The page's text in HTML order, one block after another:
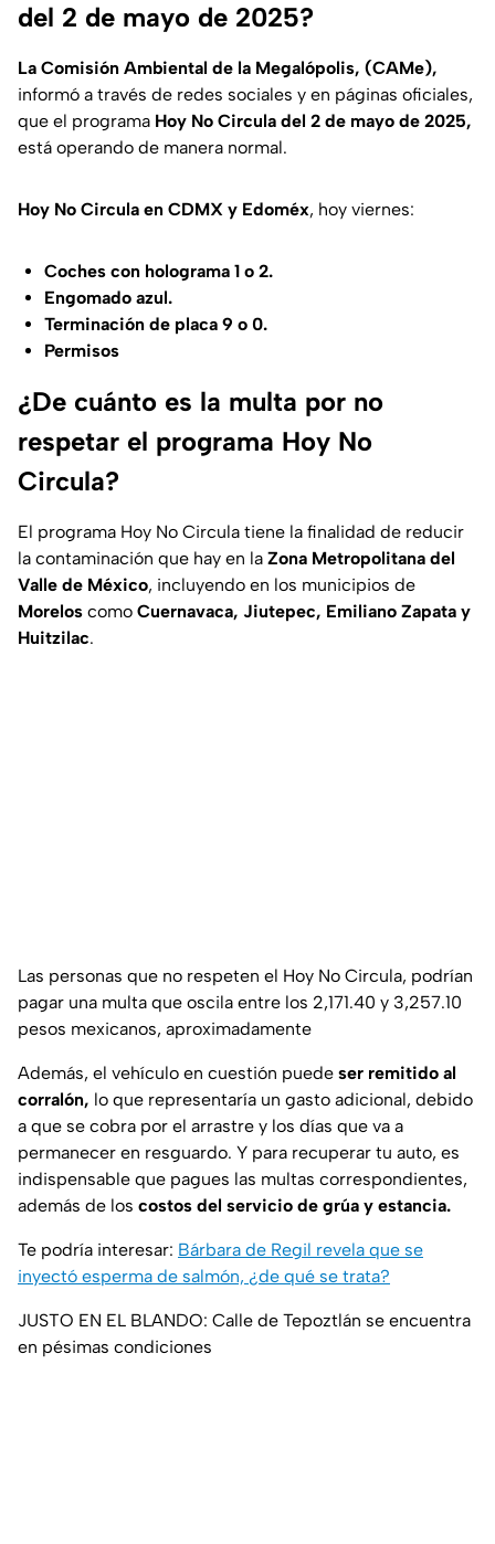
del 2 de mayo de 2025?
La Comisión Ambiental de la Megalópolis, (CAMe),
informó a través de redes sociales y en páginas oficiales,
que el programa Hoy No Circula del 2 de mayo de 2025,
está operando de manera normal.
Hoy No Circula en CDMX y Edoméx, hoy viernes:
Coches con holograma 1 o 2.
Engomado azul.
Terminación de placa 9 o 0.
Permisos
¿De cuánto es la multa por no
respetar el programa Hoy No
Circula?
El programa Hoy No Circula tiene la finalidad de reducir
la contaminación que hay en la Zona Metropolitana del
Valle de México, incluyendo en los municipios de
Morelos como Cuernavaca, Jiutepec, Emiliano Zapata y
Huitzilac.
Las personas que no respeten el Hoy No Circula, podrían
pagar una multa que oscila entre los 2,171.40 y 3,257.10
pesos mexicanos, aproximadamente
Además, el vehículo en cuestión puede ser remitido al
corralón, lo que representaría un gasto adicional, debido
a que se cobra por el arrastre y los días que va a
permanecer en resguardo. Y para recuperar tu auto, es
indispensable que pagues las multas correspondientes,
además de los costos del servicio de grúa y estancia.
Te podría interesar: Bárbara de Regil revela que se
inyectó esperma de salmón, ¿de qué se trata?
JUSTO EN EL BLANDO: Calle de Tepoztlán se encuentra
en pésimas condiciones